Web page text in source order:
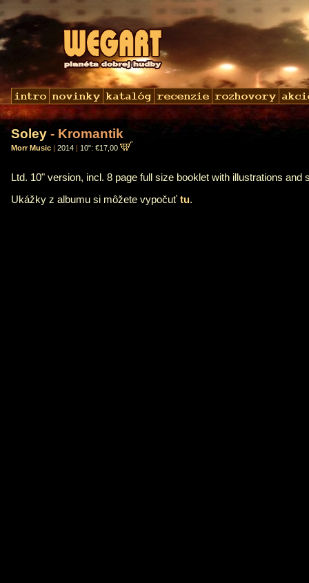
Soley - Kromantik
Morr Music | 2014 | 10": €17,00
Ltd. 10" version, incl. 8 page full size booklet with illustrations and
Ukážky z albumu si môžete vypočuť tu.